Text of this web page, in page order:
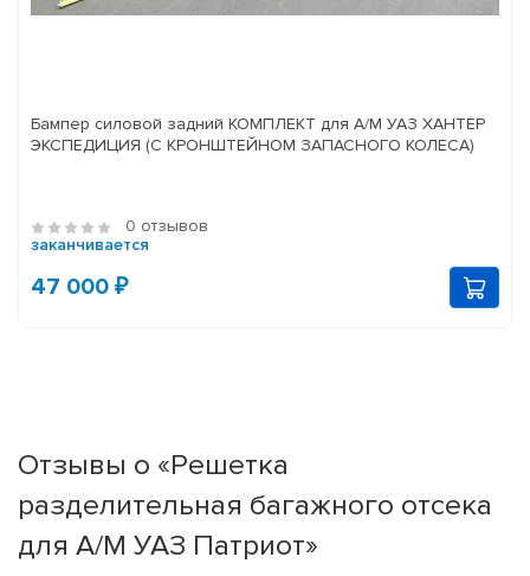
Бампер силовой задний КОМПЛЕКТ для А/М УАЗ ХАНТЕР
ЭКСПЕДИЦИЯ (С КРОНШТЕЙНОМ ЗАПАСНОГО КОЛЕСА)
0 отзывов
заканчивается
47 000 ₽
Отзывы о «Решетка
разделительная багажного отсека
для А/М УАЗ Патриот»